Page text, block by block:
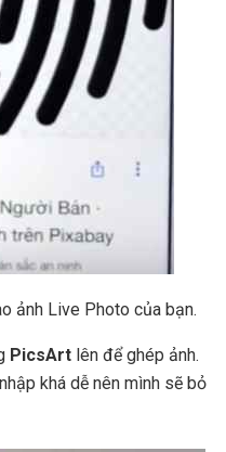
ảnh Live Photo của bạn.
PicsArt lên để ghép ảnh.
khá dễ nên mình sẽ bỏ